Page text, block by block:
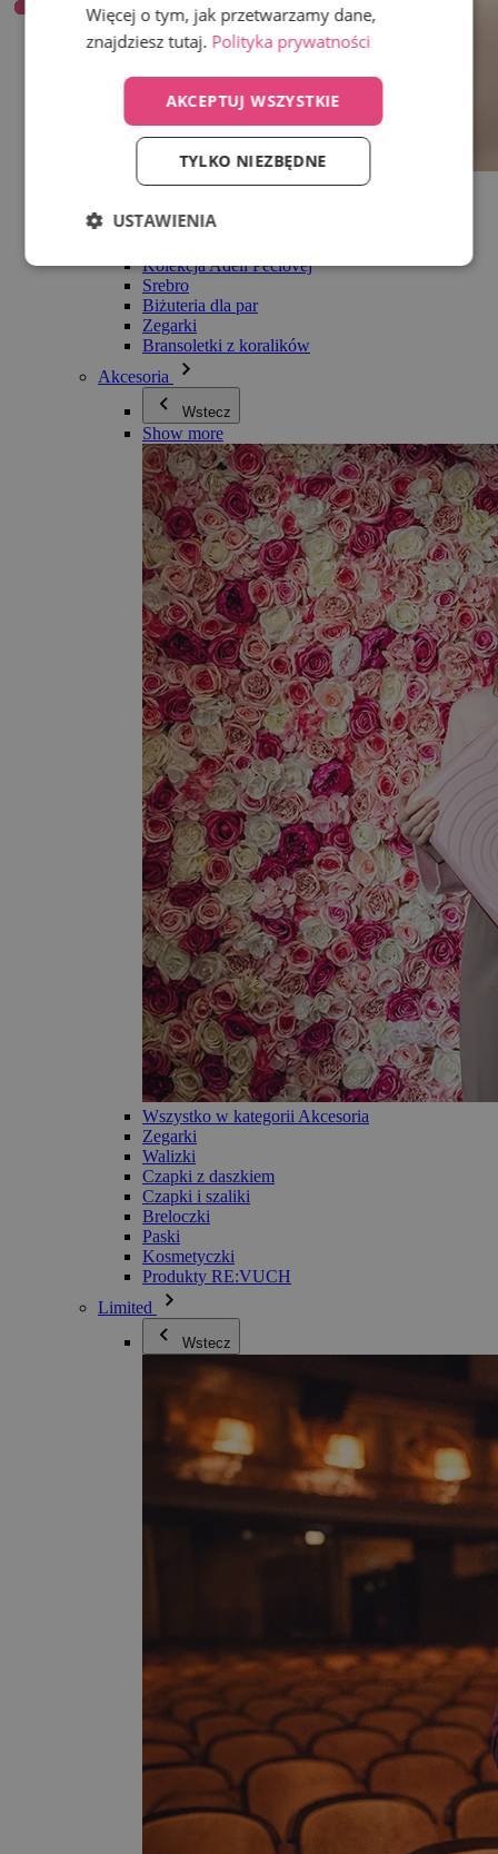
Wszystko w kategorii Biżuteria
Bransoletki
Kolekcja Adéli Pečlovej
Srebro
Biżuteria dla par
Zegarki
Bransoletki z koralików
Akcesoria
Wstecz
Show more
Wszystko w kategorii Akcesoria
Zegarki
Walizki
Czapki z daszkiem
Czapki i szaliki
Breloczki
Paski
Kosmetyczki
Produkty RE:VUCH
Limited
Wstecz
Więcej o tym, jak przetwarzamy dane,
znajdziesz tutaj. Polityka prywatności
AKCEPTUJ WSZYSTKIE
TYLKO NIEZBĘDNE
USTAWIENIA